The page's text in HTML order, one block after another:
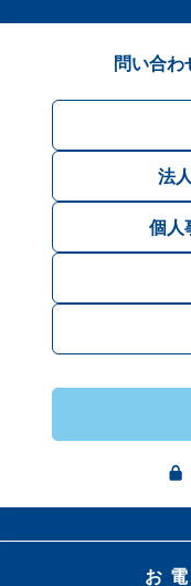
問い合
法
個人
お